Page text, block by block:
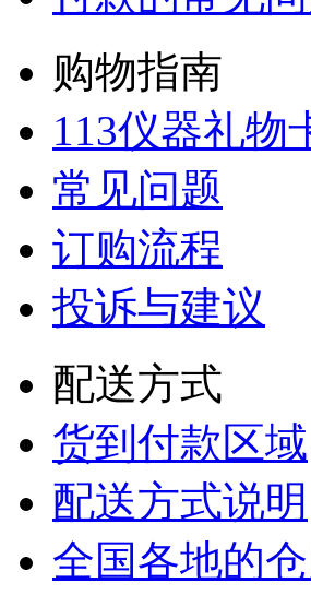
购物指南
113仪器礼物
常见问题
订购流程
投诉与建议
配送方式
货到付款区域
配送方式说明
全国各地的